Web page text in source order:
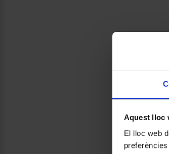
Aquest lloc
El lloc web